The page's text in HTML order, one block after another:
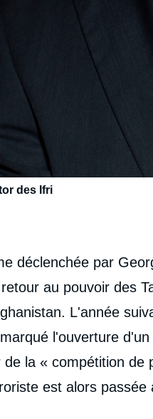
des Ifri
déclenchée par
au pouvoir des
L'année
l'ouverture
la « compétition de
est alors passée